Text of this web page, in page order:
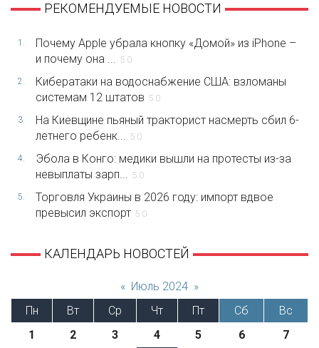
РЕКОМЕНДУЕМЫЕ НОВОСТИ
1.
Почему Apple убрала кнопку «Домой» из iPhone –
и почему она ... 5.0
2.
Кибератаки на водоснабжение США: взломаны
системам 12 штатов 5.0
3.
На Киевщине пьяный тракторист насмерть сбил 6-
летнего ребенк... 5.0
4.
Эбола в Конго: медики вышли на протесты из-за
невыплаты зарп... 5.0
5.
Торговля Украины в 2026 году: импорт вдвое
превысил экспорт 5.0
КАЛЕНДАРЬ НОВОСТЕЙ
« Июль 2024 »
Пн
Вт Ср Чт Пт Сб
Вс
1
2 3 4 5 6
7